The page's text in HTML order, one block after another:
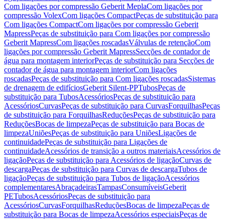
Com ligações por compressão Geberit MeplaCom ligações por
compressão VolexCom ligações CompactPeças de substituição para
Com ligações CompactCom ligações por compressão Geberit
MapressPeças de substituição para Com ligações por compressão
Geberit MapressCom ligações roscadasVálvulas de retençãoCom
ligações por compressão Geberit MapressSecções de contador de
água para montagem interiorPeças de substituição para Secções de
contador de água para montagem interiorCom ligações
roscadasPeças de substituição para Com ligações roscadasSistemas
de drenagem de edifíciosGeberit Silent-PPTubosPeças de
substituição para TubosAcessóriosPeças de substituição para
AcessóriosCurvasPeças de substituição para CurvasForquilhasPeças
de substituição para ForquilhasReduçõesPeças de substituição para
ReduçõesBocas de limpezaPeças de substituição para Bocas de
limpezaUniõesPeças de substituição para UniõesLigações de
continuidadePeças de substituição para Ligações de
continuidadeAcessórios de transição a outros materiaisAcessórios de
ligaçãoPeças de substituição para Acessórios de ligaçãoCurvas de
descargaPeças de substituição para Curvas de descargaTubos de
ligaçãoPeças de substituição para Tubos de ligaçãoAcessórios
complementaresAbraçadeirasTampasConsumíveisGeberit
PETubosAcessóriosPeças de substituição para
AcessóriosCurvasForquilhasReduçõesBocas de limpezaPeças de
substituição para Bocas de limpezaAcessórios especiaisPeças de